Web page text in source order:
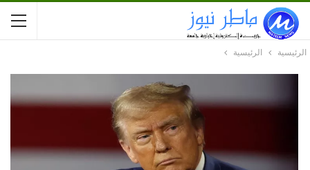
الرئيسية الرئيسية